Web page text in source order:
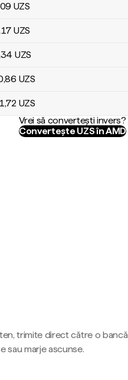
UZS
UZS
UZS
,86 UZS
,72 UZS
Vrei să convertești invers?
Convertește UZS în AMD
trimite direct către o bancă
sau marje ascunse.